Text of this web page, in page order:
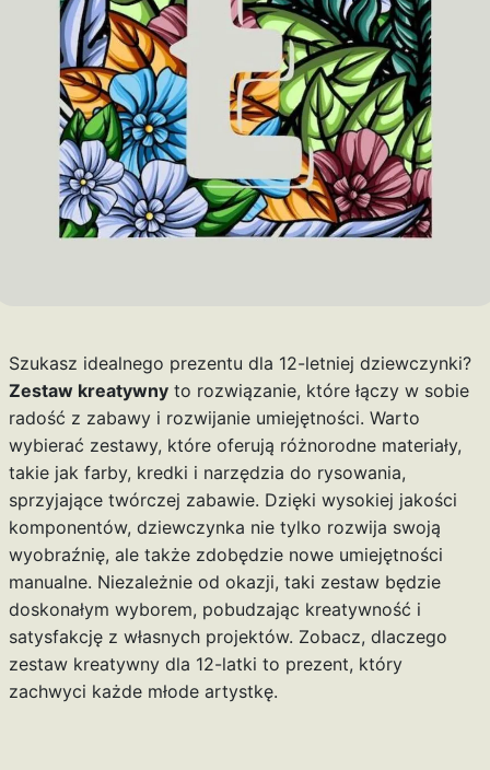
Szukasz idealnego prezentu dla 12-letniej dziewczynki?
Zestaw kreatywnyto rozwiązanie, które łączy w sobie
radość z zabawy i rozwijanie umiejętności. Warto
wybierać zestawy, które oferują różnorodne materiały,
takie jak farby, kredki i narzędzia do rysowania,
sprzyjające twórczej zabawie. Dzięki wysokiej jakości
komponentów, dziewczynka nie tylko rozwija swoją
wyobraźnię, ale także zdobędzie nowe umiejętności
manualne. Niezależnie od okazji, taki zestaw będzie
doskonałym wyborem, pobudzając kreatywność i
satysfakcję z własnych projektów. Zobacz, dlaczego
zestaw kreatywny dla 12-latki to prezent, który
zachwyci każde młode artystkę.